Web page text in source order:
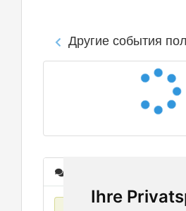
Ihre
Другие события